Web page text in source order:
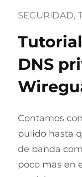
SEGURIDAD,
DNS
Contamos
pulido hasta
de banda
poco mas en